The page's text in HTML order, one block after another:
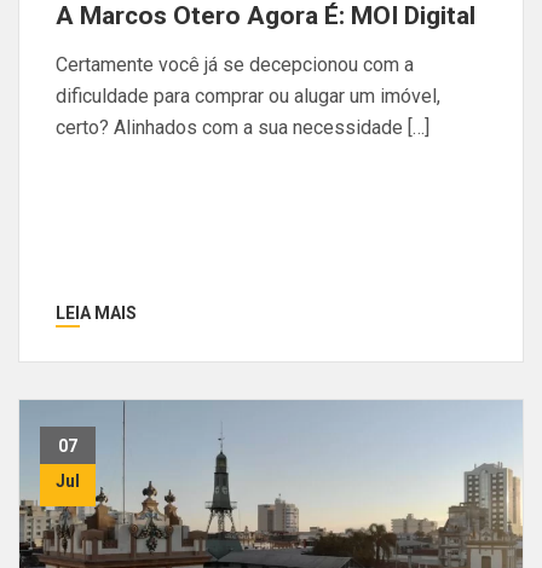
A Marcos Otero Agora É: MOI Digital
Certamente você já se decepcionou com a
dificuldade para comprar ou alugar um imóvel,
certo? Alinhados com a sua necessidade […]
LEIA MAIS
07
Jul